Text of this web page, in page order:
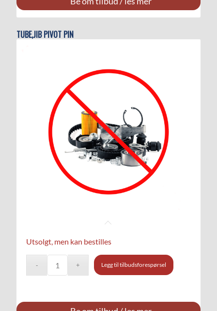
TUBE,JIB PIVOT PIN
Utsolgt, men kan bestilles
Legg til tilbudsforespørsel